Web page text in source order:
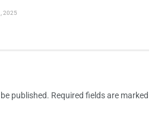
2025
published. Required fields are marked